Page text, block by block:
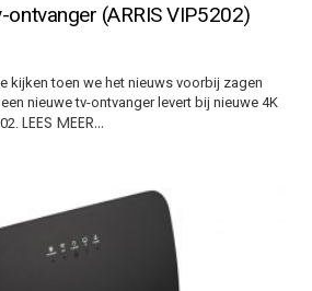
ontvanger (ARRIS VIP5202)
kijken toen we het nieuws voorbij zagen
nieuwe tv-ontvanger levert bij nieuwe 4K
LEES MEER…